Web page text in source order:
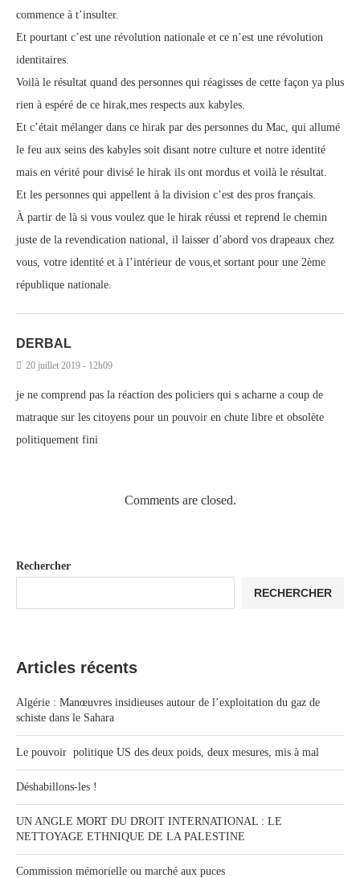
commence à t’insulter.
Et pourtant c’est une révolution nationale et ce n’est une révolution
identitaires.
Voilà le résultat quand des personnes qui réagisses de cette façon ya plus
rien à espéré de ce hirak,mes respects aux kabyles.
Et c’était mélanger dans ce hirak par des personnes du Mac, qui allumé
le feu aux seins des kabyles soit disant notre culture et notre identité
mais en vérité pour divisé le hirak ils ont mordus et voilà le résultat.
Et les personnes qui appellent à la division c’est des pros français.
À partir de là si vous voulez que le hirak réussi et reprend le chemin
juste de la revendication national, il laisser d’abord vos drapeaux chez
vous, votre identité et à l’intérieur de vous,et sortant pour une 2ème
république nationale.
DERBAL
20 juillet 2019 - 12h09
je ne comprend pas la réaction des policiers qui s acharne a coup de
matraque sur les citoyens pour un pouvoir en chute libre et obsolète
politiquement fini
Comments are closed.
Rechercher
RECHERCHER
Articles récents
Algérie : Manœuvres insidieuses autour de l’exploitation du gaz de
schiste dans le Sahara
Le pouvoir politique US des deux poids, deux mesures, mis à mal
Déshabillons-les !
UN ANGLE MORT DU DROIT INTERNATIONAL : LE
NETTOYAGE ETHNIQUE DE LA PALESTINE
Commission mémorielle ou marché aux puces